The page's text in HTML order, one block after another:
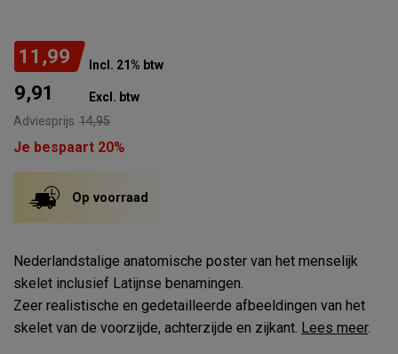
11,99 Incl. 21% btw
9,91 Excl. btw
Adviesprijs 14,95
Je bespaart 20%
Op voorraad
Nederlandstalige anatomische poster van het menselijk
skelet inclusief Latijnse benamingen.
Zeer realistische en gedetailleerde afbeeldingen van het
skelet van de voorzijde, achterzijde en zijkant. Lees meer.